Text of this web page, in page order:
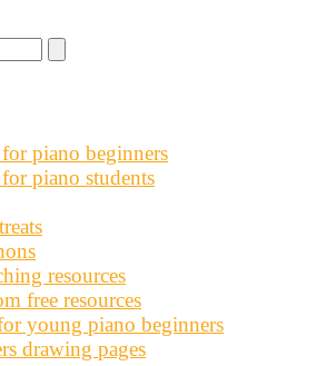
piano beginners
piano students
resources
free resources
young piano beginners
drawing pages